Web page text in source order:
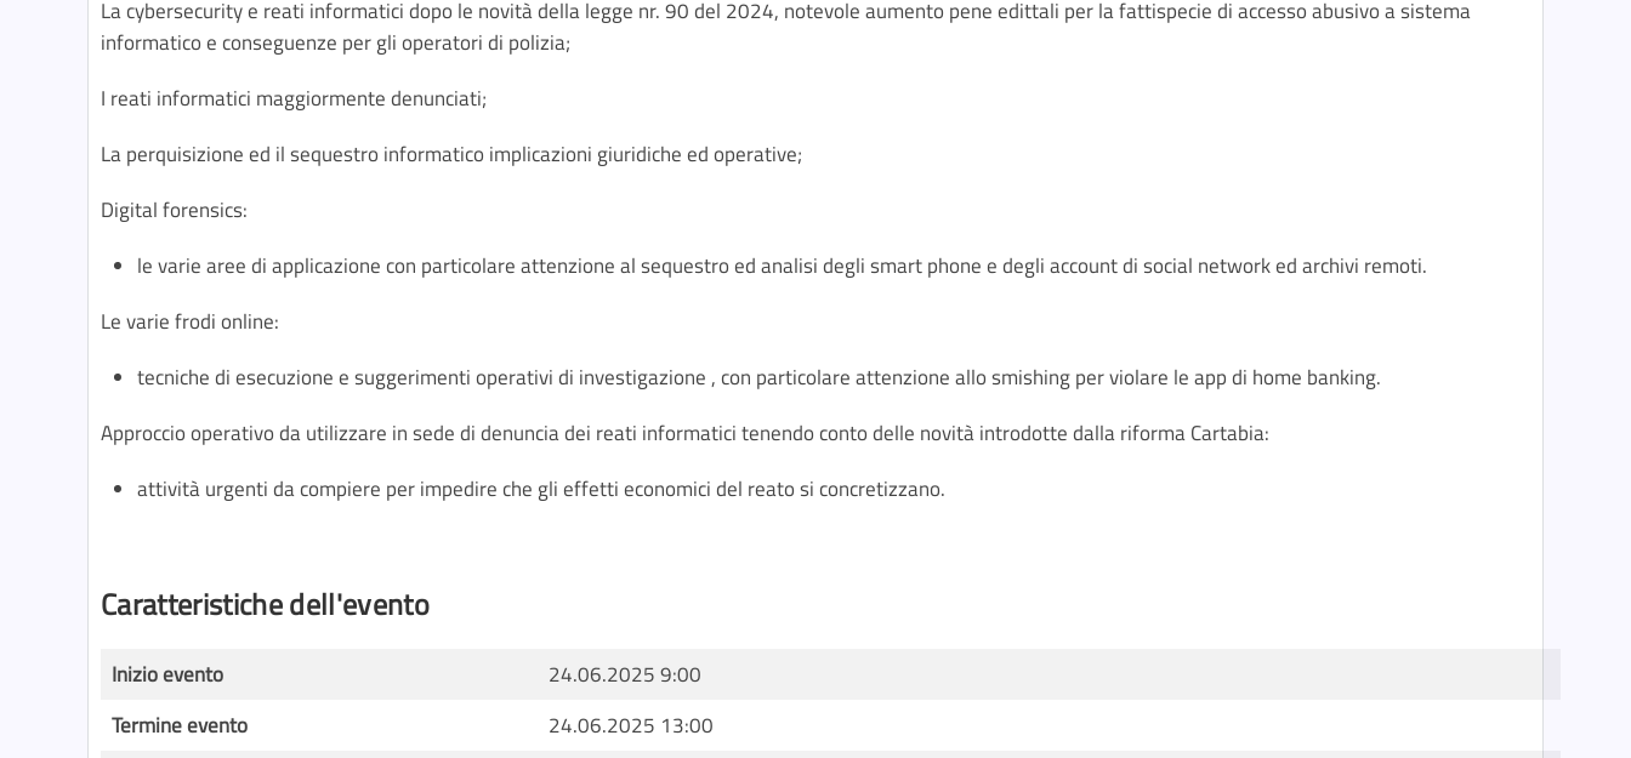
La cybersecurity e reati informatici dopo le novità della legge nr. 90 del 2024, notevole aumento pene edittali per la fattispecie di accesso abusivo a sistema
informatico e conseguenze per gli operatori di polizia;
I reati informatici maggiormente denunciati;
La perquisizione ed il sequestro informatico implicazioni giuridiche ed operative;
Digital forensics:
le varie aree di applicazione con particolare attenzione al sequestro ed analisi degli smart phone e degli account di social network ed archivi remoti.
Le varie frodi online:
tecniche di esecuzione e suggerimenti operativi di investigazione , con particolare attenzione allo smishing per violare le app di home banking.
Approccio operativo da utilizzare in sede di denuncia dei reati informatici tenendo conto delle novità introdotte dalla riforma Cartabia:
attività urgenti da compiere per impedire che gli effetti economici del reato si concretizzano.
Caratteristiche dell'evento
Inizio evento
24.06.2025 9:00
Termine evento
24.06.2025 13:00